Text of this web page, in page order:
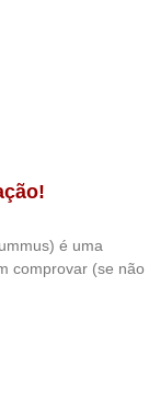
é uma
comprovar (se não